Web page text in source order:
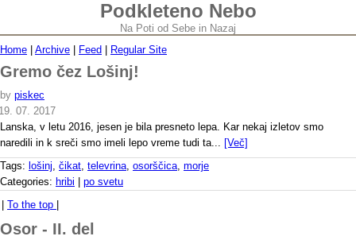
Podkleteno Nebo
Na Poti od Sebe in Nazaj
Home
Archive Feed Regular Site
Gremo čez Lošinj!
by piskec
07. 2017
Lanska, v letu 2016, jesen je bila presneto lepa. Kar nekaj izletov smo
naredili in k sreči smo imeli lepo vreme tudi ta... [Več]
Tags: lošinj, čikat, televrina, osorščica, morje
Categories: hribi
po svetu
To the top
Osor - II. del